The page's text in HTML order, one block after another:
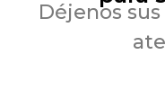
Déjenos